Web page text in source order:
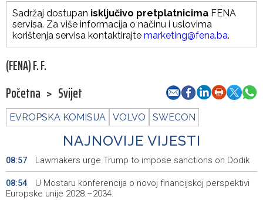
Sadržaj dostupan isključivo pretplatnicima FENA
servisa. Za više informacija o načinu i uslovima
korištenja servisa kontaktirajte marketing@fena.ba.
(FENA) F. F.
Početna > Svijet
EVROPSKA KOMISIJA VOLVO SWECON
NAJNOVIJE VIJESTI
08:57 Lawmakers urge Trump to impose sanctions on Dodik
08:54
U Mostaru konferencija o novoj financijskoj perspektivi
Europske unije 2028.–2034.